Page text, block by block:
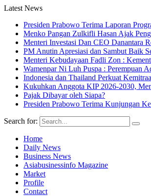
Latest News
Presiden Prabowo Terima Laporan
Menko Pangan Zulkifli Hasan Ajak
Menteri Investasi Dan CEO Danantara
PM Anutin Apresiasi dan Sambut Baik
Menteri Kebudayaan Fadli Zon :
Wamenpar Ni Luh Puspa : Perempuan
Indonesia dan Thailand Perkuat
Kukuhkan Anggota KIP 2026-2030,
Pajak Dibayar oleh Siapa?
Presiden Prabowo Terima Kunjungan
Search for:
Home
Daily News
Business News
Asiabusinessinfo Magazine
Market
Profile
Contact